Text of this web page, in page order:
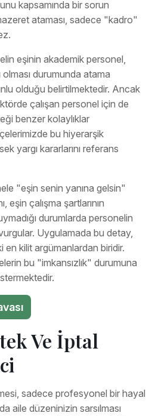
kapsamında bir sorun
ataması, sadece "kadro"
eşinin akademik personel,
durumunda atama
olduğu belirtilmektedir. Ancak
çalışan personel için de
benzer kolaylıklar
bu hiyerarşik
yargı kararlarını referans
"eşin senin yanına gelsin"
eşin çalışma şartlarının
durumlarda personelin
Uygulamada bu detay,
en kilit argümanlardan biridir.
bu "imkansızlık" durumuna
Ve İptal
sadece profesyonel bir hayal
aile düzeninizin sarsılması